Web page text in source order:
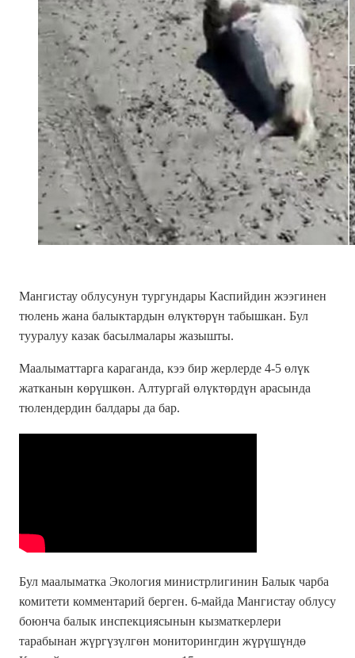
Мангистау облусунун тургундары Каспийдин жээгинен
тюлень жана балыктардын өлүктөрүн табышкан. Бул
тууралуу казак басылмалары жазышты.
Маалыматтарга караганда, кээ бир жерлерде 4-5 өлүк
жатканын көрүшкөн. Алтургай өлүктөрдүн арасында
тюлендердин балдары да бар.
Бул маалыматка Экология министрлигинин Балык чарба
комитети комментарий берген. 6-майда Мангистау облусу
боюнча балык инспекциясынын кызматкерлери
тарабынан жүргүзүлгөн мониторингдин жүрүшүндө